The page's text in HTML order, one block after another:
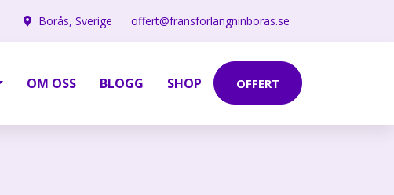
Borås, Sverige offert@fransforlangninboras.se
OM OSS BLOGG SHOP OFFERT